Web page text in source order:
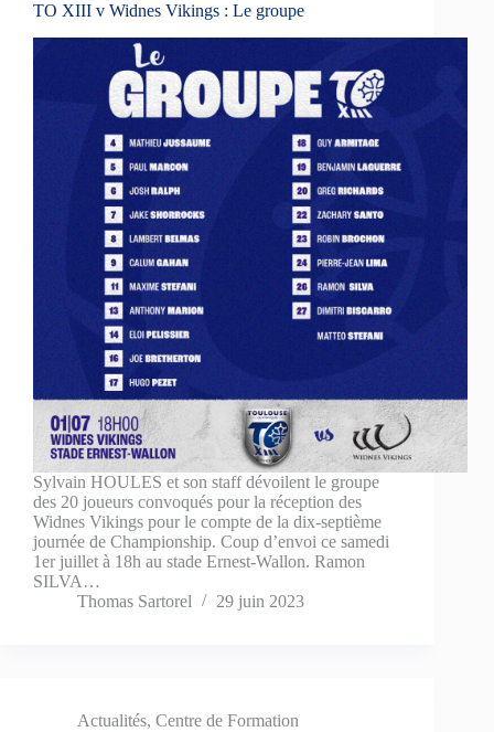
TO XIII v Widnes Vikings : Le groupe
Sylvain HOULES et son staff dévoilent le groupe
des 20 joueurs convoqués pour la réception des
Widnes Vikings pour le compte de la dix-septième
journée de Championship. Coup d’envoi ce samedi
1er juillet à 18h au stade Ernest-Wallon. Ramon
SILVA…
Thomas Sartorel
29 juin 2023
Actualités, Centre de Formation